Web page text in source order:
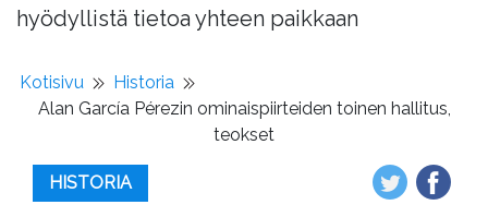
hyödyllistä tietoa yhteen paikkaan
Kotisivu
Historia
Alan García Pérezin ominaispiirteiden toinen hallitus,
teokset
HISTORIA